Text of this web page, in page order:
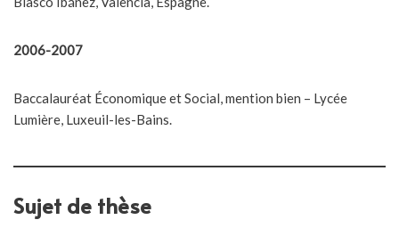
2006-2007
Baccalauréat Économique et Social, mention bien – Lycée
Lumière, Luxeuil-les-Bains.
Sujet de thèse